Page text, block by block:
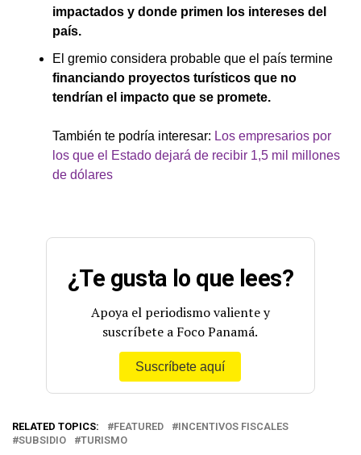
impactados y donde primen los intereses del
país.
El gremio considera probable que el país termine
financiando proyectos turísticos que no
tendrían el impacto que se promete.
También te podría interesar: Los empresarios por
los que el Estado dejará de recibir 1,5 mil millones
de dólares
¿Te gusta lo que lees?
Apoya el periodismo valiente y
suscríbete a Foco Panamá.
Suscríbete aquí
RELATED TOPICS: FEATURED
INCENTIVOS FISCALES
SUBSIDIO
TURISMO